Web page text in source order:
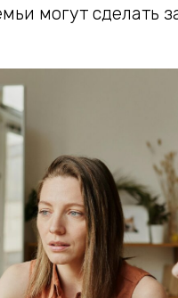
могут сделать